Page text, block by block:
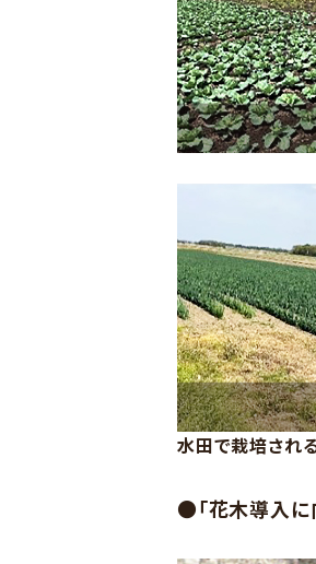
水田で栽培され
●「花木導入